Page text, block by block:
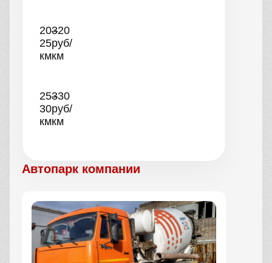
20–
25
км
320
руб/
км
25–
30
км
330
руб/
км
Автопарк компании